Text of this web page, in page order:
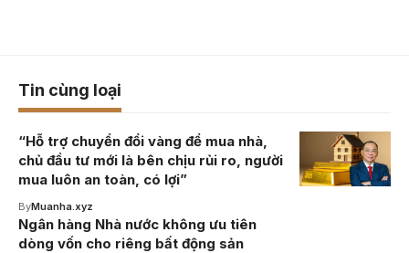
Tin cùng loại
“Hỗ trợ chuyển đổi vàng để mua nhà,
chủ đầu tư mới là bên chịu rủi ro, người
mua luôn an toàn, có lợi”
ByMuanha.xyz
Ngân hàng Nhà nước không ưu tiên
dòng vốn cho riêng bất động sản